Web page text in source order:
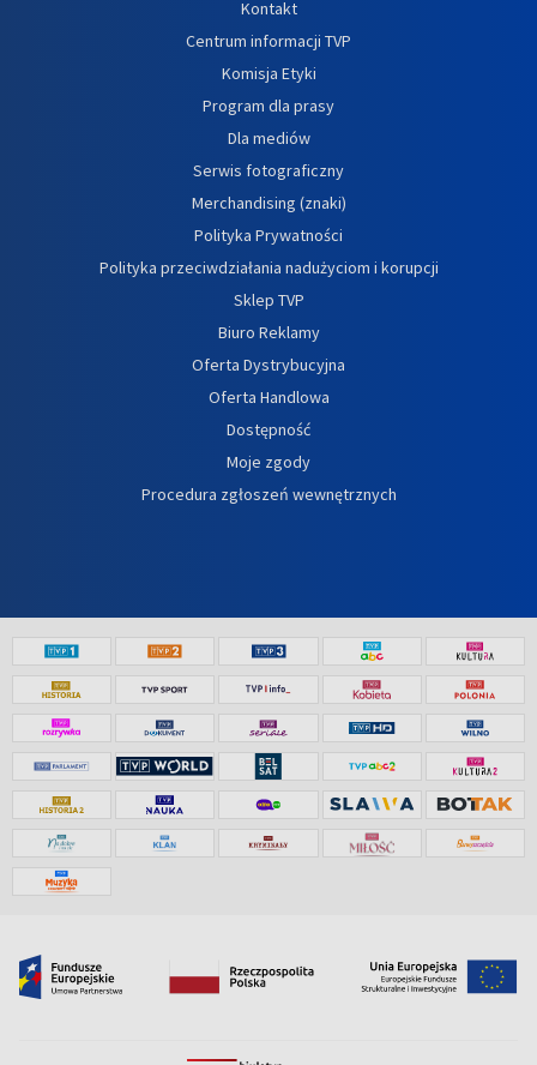
Kontakt
Centrum informacji TVP
Komisja Etyki
Program dla prasy
Dla mediów
Serwis fotograficzny
Merchandising (znaki)
Polityka Prywatności
Polityka przeciwdziałania nadużyciom i korupcji
Sklep TVP
Biuro Reklamy
Oferta Dystrybucyjna
Oferta Handlowa
Dostępność
Moje zgody
Procedura zgłoszeń wewnętrznych